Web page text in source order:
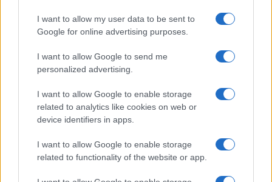
I want to allow my user data to be sent to
Google for online advertising purposes.
I want to allow Google to send me
personalized advertising.
I want to allow Google to enable storage
related to analytics like cookies on web or
device identifiers in apps.
I want to allow Google to enable storage
related to functionality of the website or app.
POPKULT
Bródy János misztikusnak érzi a dalaiból
rendezett hatórás Sziget-napot
Bródy János vasárnap végig kint lesz a Szigeten, kíváncsi
meglepetés számomra, és az egész hatalmas
megtiszteltetés” – mondta a 80 éves dalszerző, előadó,
tart a Sziget Fesztivál Bródy-dalok napja címmel.